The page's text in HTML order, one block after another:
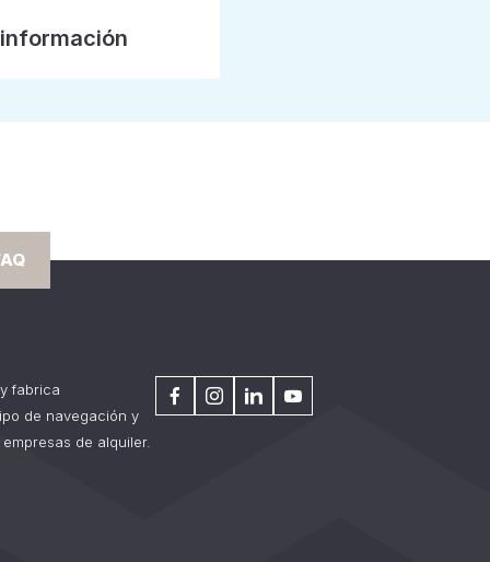
fabrica
de navegación y
de alquiler.